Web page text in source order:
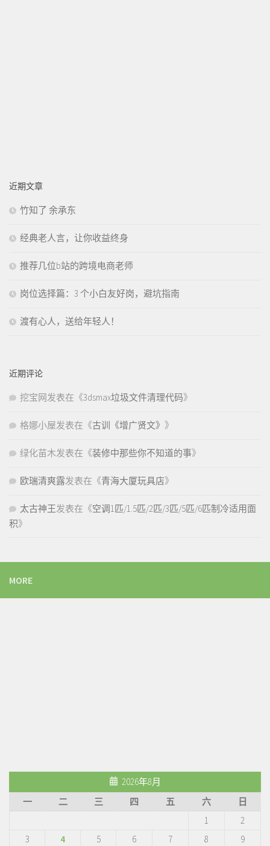
近期文章
竹知了 余承东
经典老人言，让你收益终身
推荐几位b站的跨境电商老师
岗位选择篇：3 个小白友好岗，避坑指南
渡有心人，送给年轻人！
近期评论
挖宝网发表在《3dsmax垃圾文件清理代码》
格娜小屋发表在《古训《增广贤文》 》
绿化苗木发表在《装修中那些你不知道的事》
欧瑞清爽露发表在《青海大厦玩具店》
太古神王发表在《空调1匹/1.5匹/2匹/3匹/5匹/6匹制冷适用面
积》
MORE
2026年8月
一
二 三 四 五 六 日
1
2
3
4 5 6 7 8
9